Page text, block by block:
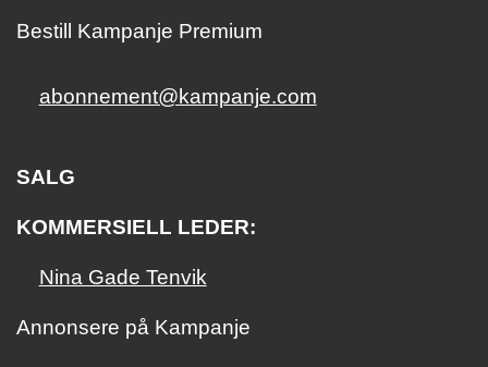
Bestill Kampanje Premium
abonnement@kampanje.com
SALG
KOMMERSIELL LEDER:
Nina Gade Tenvik
Annonsere på Kampanje